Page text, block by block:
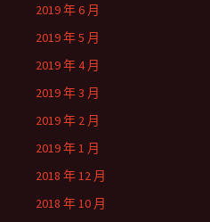
2019 年 6 月
2019 年 5 月
2019 年 4 月
2019 年 3 月
2019 年 2 月
2019 年 1 月
2018 年 12 月
2018 年 10 月